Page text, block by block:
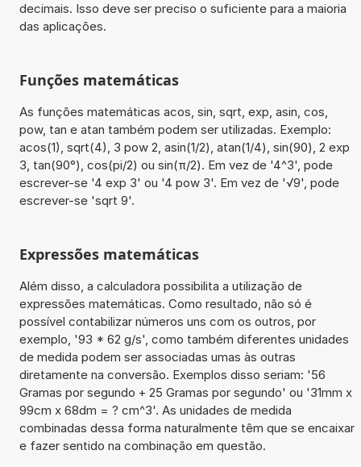
decimais. Isso deve ser preciso o suficiente para a maioria
das aplicações.
Funções matemáticas
As funções matemáticas acos, sin, sqrt, exp, asin, cos,
pow, tan e atan também podem ser utilizadas. Exemplo:
acos(1), sqrt(4), 3 pow 2, asin(1/2), atan(1/4), sin(90), 2 exp
3, tan(90°), cos(pi/2) ou sin(π/2). Em vez de '4^3', pode
escrever-se '4 exp 3' ou '4 pow 3'. Em vez de '√9', pode
escrever-se 'sqrt 9'.
Expressões matemáticas
Além disso, a calculadora possibilita a utilização de
expressões matemáticas. Como resultado, não só é
possível contabilizar números uns com os outros, por
exemplo, '93 * 62 g/s', como também diferentes unidades
de medida podem ser associadas umas às outras
diretamente na conversão. Exemplos disso seriam: '56
Gramas por segundo + 25 Gramas por segundo' ou '31mm x
99cm x 68dm = ? cm^3'. As unidades de medida
combinadas dessa forma naturalmente têm que se encaixar
e fazer sentido na combinação em questão.